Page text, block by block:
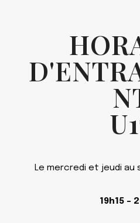
Le mercredi et jeudi au
19h15 –